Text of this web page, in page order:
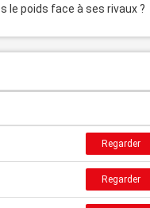
le poids face à ses rivaux ?
Regarder
Regarder